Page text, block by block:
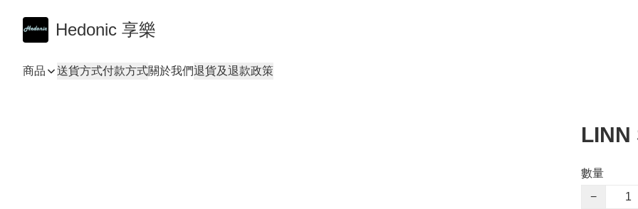
Hedonic 享樂
商品 送貨方式付款方式關於我們退貨及退款政策
LINN
數量
−